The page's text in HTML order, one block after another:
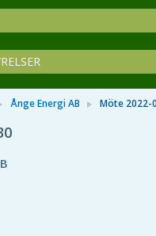
Ånge Energi AB Möte 2022-